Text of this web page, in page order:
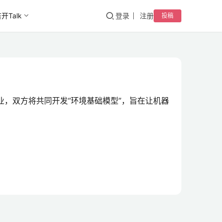
Talk 登录 注册 投稿
双方将共同开发“环境基础模型”，旨在让机器